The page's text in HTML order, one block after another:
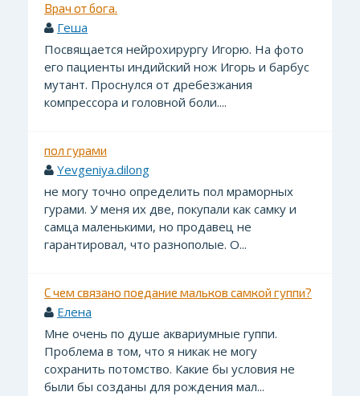
Врач от бога.
Геша
Посвящается нейрохирургу Игорю. На фото
его пациенты индийский нож Игорь и барбус
мутант. Проснулся от дребезжания
компрессора и головной боли....
пол гурами
Yevgeniya.dilong
не могу точно определить пол мраморных
гурами. У меня их две, покупали как самку и
самца маленькими, но продавец не
гарантировал, что разнополые. О...
С чем связано поедание мальков самкой гуппи?
Елена
Мне очень по душе аквариумные гуппи.
Проблема в том, что я никак не могу
сохранить потомство. Какие бы условия не
были бы созданы для рождения мал...